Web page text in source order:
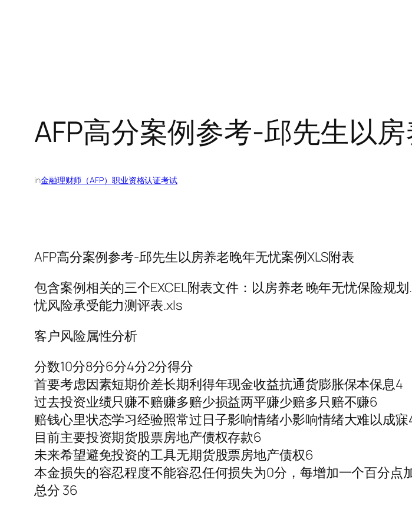
AFP高分案例参考-邱先生以
in金融理财师（AFP）职业资格认证考试
AFP高分案例参考-邱先生以房养老晚年无忧案例XLS附表
包含案例相关的三个EXCEL附表文件：以房养老 晚年无忧保险规
忧风险承受能力测评表.xls
客户风险属性分析
分数10分8分6分4分2分得分
首要考虑因素短期价差长期利得年现金收益抗通货膨胀保本保息4
过去投资业绩只赚不赔赚多赔少损益两平赚少赔多只赔不赚6
赔钱心里状态学习经验照常过日子影响情绪小影响情绪大难以成寐
目前主要投资期货股票房地产债权存款6
未来希望避免投资的工具无期货股票房地产债权6
本金损失的容忍程度不能容忍任何损失为0分，每增加一个百分点
总分 36